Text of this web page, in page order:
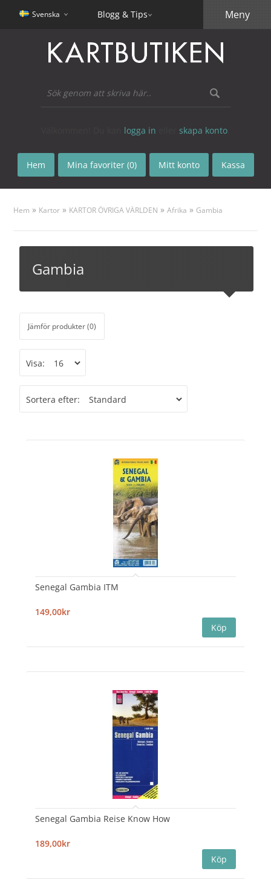
Svenska Blogg & Tips
logga in skapa konto
Hem Mina favoriter (0) Mitt konto Kassa
Meny
Hem » Kartor » KARTOR ÖVRIGA VÄRLDEN »Afrika » Gambia
Gambia
Jämför produkter (0)
Visa:
Sortera efter:
Senegal Gambia ITM
149,00kr
Senegal Gambia Reise Know How
189,00kr